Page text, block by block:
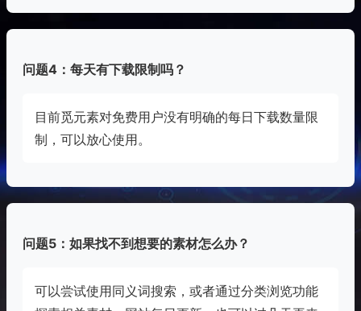
问题4：每天有下载限制吗？
目前觅元素对免费用户没有明确的每日下载数量限
制，可以放心使用。
问题5：如果找不到想要的素材怎么办？
可以尝试使用同义词搜索，或者通过分类浏览功能